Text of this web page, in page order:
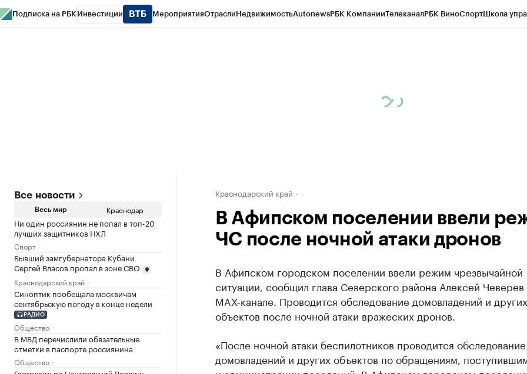
Подписка на РБК Инвестиции МероприятияОтраслиНедвижимостьAutonewsРБК КомпанииТелеканалРБК ВиноСпортШкола
Все новости
Весь мир Краснодар
Ни один россиянин не попал в топ-20
лучших защитников НХЛ
Спорт
Бывший замгубернатора Кубани
Сергей Власов пропал в зоне СВО
Краснодарский край
Синоптик пообещала москвичам
сентябрьскую погоду в конце недели
РАДИО
Общество
В МВД перечислили обязательные
отметки в паспорте россиянина
Общество
Краснодарский край
В Афипском поселении ввели
ЧС после ночной атаки дронов
В Афипском городском поселении ввели режим чрезвычайной
ситуации, сообщил глава Северского района Алексей
MAХ-канале. Проводится обследование домовладений и других
объектов после ночной атаки вражеских дронов.
«После ночной атаки беспилотников проводится обследование
домовладений и других объектов по обращениям,